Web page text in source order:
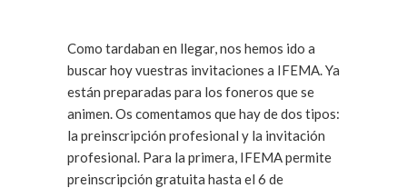
Como tardaban en llegar, nos hemos ido a
buscar hoy vuestras invitaciones a IFEMA. Ya
están preparadas para los foneros que se
animen. Os comentamos que hay de dos tipos:
la preinscripción profesional y la invitación
profesional. Para la primera, IFEMA permite
preinscripción gratuita hasta el 6 de